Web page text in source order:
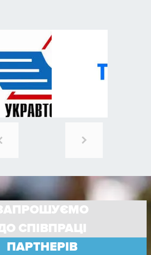
СПІВПРАЦІ
ПАРТНЕРІВ